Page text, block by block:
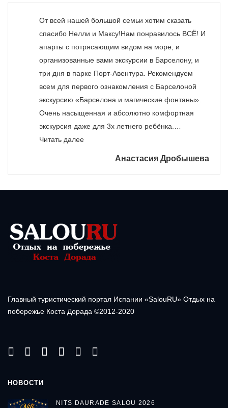
От всей нашей большой семьи хотим сказать
спасибо Нелли и Максу!Нам понравилось ВСЁ! И
апарты с потрясающим видом на море, и
организованные вами экскурсии в Барселону, и
три дня в парке Порт-Авентура. Рекомендуем
всем для первого ознакомления с Барселоной
экскурсию «Барселона и магические фонтаны».
Очень насыщенная и абсолютно комфортная
экскурсия даже для 3х летнего ребёнка.…
Читать далее«»
Анастасия Дробышева
Главный туристический портал Испании «SalouRU» Отдых на
побережье Коста Дорада ©2012-2020
НОВОСТИ
NITS DAURADE SALOU 2026